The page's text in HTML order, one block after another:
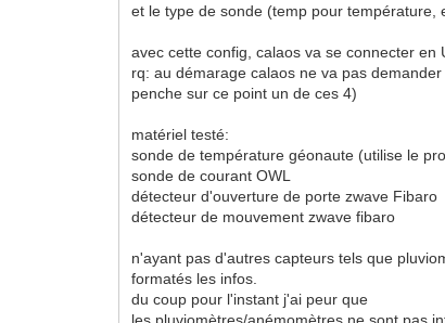
et le type de sonde (temp pour température,
avec cette config, calaos va se connecter en
rq: au démarage calaos ne va pas
penche sur ce point un de ces 4)
matériel testé:
sonde de température géonaute (utilise le
sonde de courant OWL
détecteur d'ouverture de porte zwave Fibaro
détecteur de mouvement zwave fibaro
n'ayant pas d'autres capteurs tels que
formatés les infos.
du coup pour l'instant j'ai peur que